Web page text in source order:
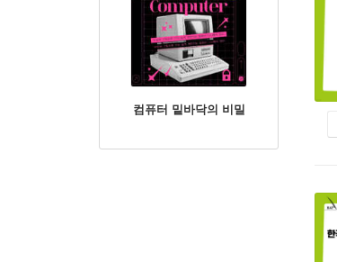
컴퓨터 밑바닥의 비밀